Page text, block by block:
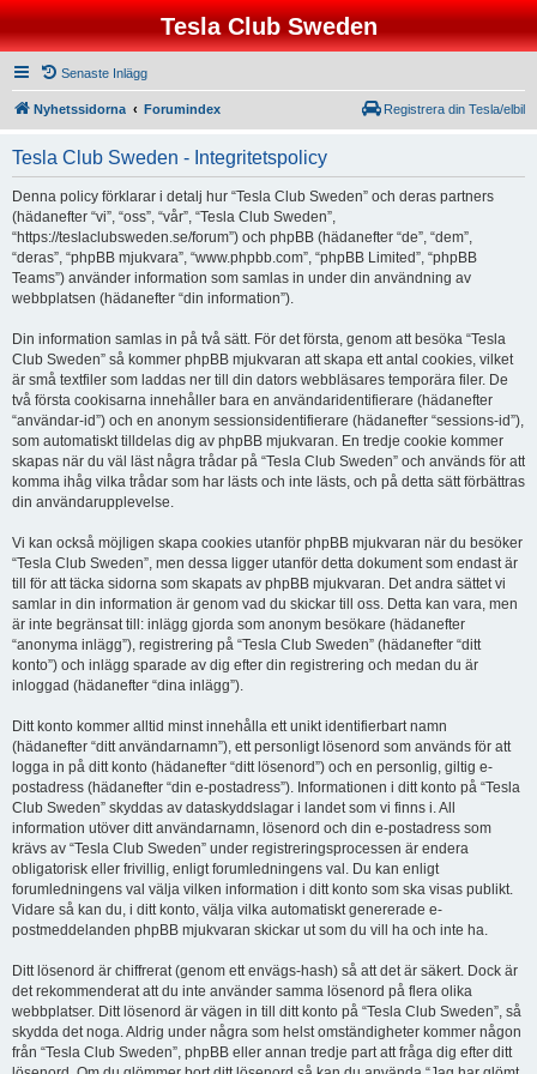
Tesla Club Sweden
Senaste Inlägg
Nyhetssidorna Forumindex Registrera din Tesla/elbil
Tesla Club Sweden - Integritetspolicy
Denna policy förklarar i detalj hur “Tesla Club Sweden” och deras partners
(hädanefter “vi”, “oss”, “vår”, “Tesla Club Sweden”,
“https://teslaclubsweden.se/forum”) och phpBB (hädanefter “de”, “dem”,
“deras”, “phpBB mjukvara”, “www.phpbb.com”, “phpBB Limited”, “phpBB
Teams”) använder information som samlas in under din användning av
webbplatsen (hädanefter “din information”).
Din information samlas in på två sätt. För det första, genom att besöka “Tesla
Club Sweden” så kommer phpBB mjukvaran att skapa ett antal cookies, vilket
är små textfiler som laddas ner till din dators webbläsares temporära filer. De
två första cookisarna innehåller bara en användaridentifierare (hädanefter
“användar-id”) och en anonym sessionsidentifierare (hädanefter “sessions-id”),
som automatiskt tilldelas dig av phpBB mjukvaran. En tredje cookie kommer
skapas när du väl läst några trådar på “Tesla Club Sweden” och används för att
komma ihåg vilka trådar som har lästs och inte lästs, och på detta sätt förbättras
din användarupplevelse.
Vi kan också möjligen skapa cookies utanför phpBB mjukvaran när du besöker
“Tesla Club Sweden”, men dessa ligger utanför detta dokument som endast är
till för att täcka sidorna som skapats av phpBB mjukvaran. Det andra sättet vi
samlar in din information är genom vad du skickar till oss. Detta kan vara, men
är inte begränsat till: inlägg gjorda som anonym besökare (hädanefter
“anonyma inlägg”), registrering på “Tesla Club Sweden” (hädanefter “ditt
konto”) och inlägg sparade av dig efter din registrering och medan du är
inloggad (hädanefter “dina inlägg”).
Ditt konto kommer alltid minst innehålla ett unikt identifierbart namn
(hädanefter “ditt användarnamn”), ett personligt lösenord som används för att
logga in på ditt konto (hädanefter “ditt lösenord”) och en personlig, giltig e-
postadress (hädanefter “din e-postadress”). Informationen i ditt konto på “Tesla
Club Sweden” skyddas av dataskyddslagar i landet som vi finns i. All
information utöver ditt användarnamn, lösenord och din e-postadress som
krävs av “Tesla Club Sweden” under registreringsprocessen är endera
obligatorisk eller frivillig, enligt forumledningens val. Du kan enligt
forumledningens val välja vilken information i ditt konto som ska visas publikt.
Vidare så kan du, i ditt konto, välja vilka automatiskt genererade e-
postmeddelanden phpBB mjukvaran skickar ut som du vill ha och inte ha.
Ditt lösenord är chiffrerat (genom ett envägs-hash) så att det är säkert. Dock är
det rekommenderat att du inte använder samma lösenord på flera olika
webbplatser. Ditt lösenord är vägen in till ditt konto på “Tesla Club Sweden”, så
skydda det noga. Aldrig under några som helst omständigheter kommer någon
från “Tesla Club Sweden”, phpBB eller annan tredje part att fråga dig efter ditt